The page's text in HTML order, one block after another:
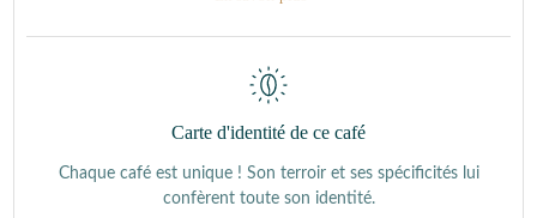
Carte d'identité de ce café
Chaque café est unique ! Son terroir et ses spécificités lui
confèrent toute son identité.